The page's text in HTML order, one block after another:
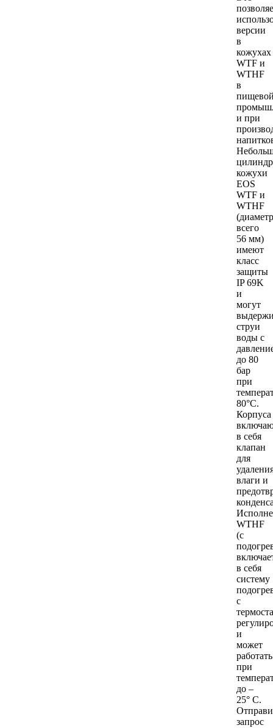
версии
в
кожухах
WTF и
WTHF
в
и при
кожухи
EOS
WTF и
WTHF
(диаметр
всего
56 мм)
имеют
класс
защиты
IP 69K
и
могут
струи
воды с
до 80
бар
при
80°C.
Корпуса
в себя
клапан
для
влаги и
WTHF
(с
в себя
систему
с
и
может
работать
при
до –
25° C.
запрос